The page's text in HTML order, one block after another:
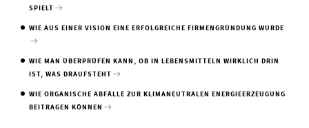
SPIELT
WIE AUS EINER VISION EINE ERFOLGREICHE FIRMENGRÜNDUNG WURDE
WIE MAN ÜBERPRÜFEN KANN, OB IN LEBENSMITTELN WIRKLICH DRIN
IST, WAS DRAUFSTEHT
WIE ORGANISCHE ABFÄLLE ZUR KLIMANEUTRALEN ENERGIEERZEUGUNG
BEITRAGEN KÖNNEN